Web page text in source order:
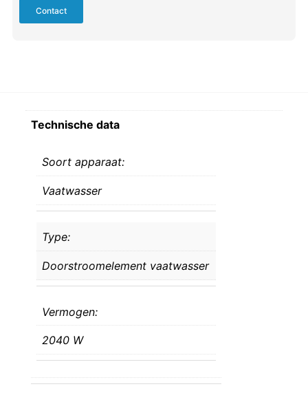
Contact
Technische data
Soort apparaat:
Vaatwasser
Type:
Doorstroomelement vaatwasser
Vermogen:
2040 W